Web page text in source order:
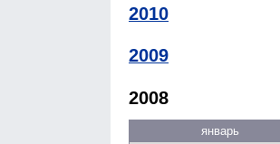
2010
2009
2008
январь